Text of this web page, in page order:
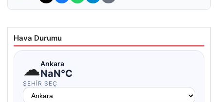
Hava Durumu
☁Ankara
NaN°C
ŞEHIR SEÇ